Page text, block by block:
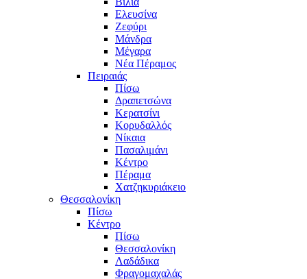
Ελευσίνα
Ζεφύρι
Μάνδρα
Μέγαρα
Νέα Πέραμος
Πειραιάς
Πίσω
Δραπετσώνα
Κερατσίνι
Κορυδαλλός
Νίκαια
Πασαλιμάνι
Κέντρο
Πέραμα
Χατζηκυριάκειο
Θεσσαλονίκη
Πίσω
Κέντρο
Πίσω
Θεσσαλονίκη
Λαδάδικα
Φραγομαχαλάς